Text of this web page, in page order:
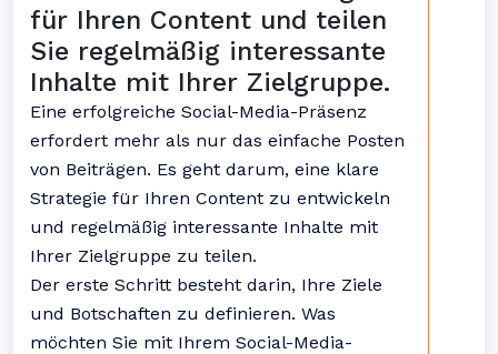
für Ihren Content und teilen
Sie regelmäßig interessante
Inhalte mit Ihrer Zielgruppe.
Eine erfolgreiche Social-Media-Präsenz
erfordert mehr als nur das einfache Posten
von Beiträgen. Es geht darum, eine klare
Strategie für Ihren Content zu entwickeln
und regelmäßig interessante Inhalte mit
Ihrer Zielgruppe zu teilen.
Der erste Schritt besteht darin, Ihre Ziele
und Botschaften zu definieren. Was
möchten Sie mit Ihrem Social-Media-